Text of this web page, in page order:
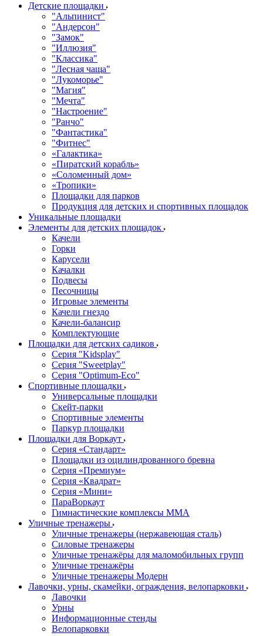
Детские площадки
"Альпинист"
"Андерсон"
"Замок"
"Иллюзия"
"Классика"
"Лесная чаща"
"Лукоморье"
"Магия"
"Мечта"
"Настроение"
"Ранчо"
"Фантастика"
"Фитнес"
«Галактика»
«Пиратский корабль»
«Соломенный дом»
«Тропики»
Площадки для парков
Продукция для детских и спортивных площадок
Уникальные площадки
Элементы для детских площадок
Качели
Горки
Карусели
Качалки
Подвесы
Песочницы
Игровые элементы
Качели гнездо
Качели-балансир
Комплектующие
Площадки для детских садиков
Серия "Kidsplay"
Серия "Sweetplay"
Серия "Оptimum-Еco"
Спортивные площадки
Универсальные площадки
Скейт-парки
Спортивные элементы
Паркур площадки
Площадки для Воркаут
Серия «Стандарт»
Площадки из оцилиндрованного бревна
Серия «Премиум»
Серия «Квадрат»
Серия «Мини»
ПараВоркаут
Гимнастические комплексы ММА
Уличные тренажеры
Уличные тренажеры (нержавеющая сталь)
Силовые тренажеры
Уличные тренажёры для маломобильных групп
Уличные тренажёры
Уличные тренажеры Модерн
Лавочки, урны, скамейки, ограждения, велопарковки
Лавочки
Урны
Информационные стенды
Велопарковки